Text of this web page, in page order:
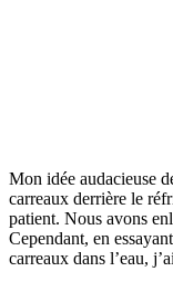
Mon idée audacieuse
carreaux derrière le
patient. Nous avons
Cependant, en
carreaux dans l’eau,